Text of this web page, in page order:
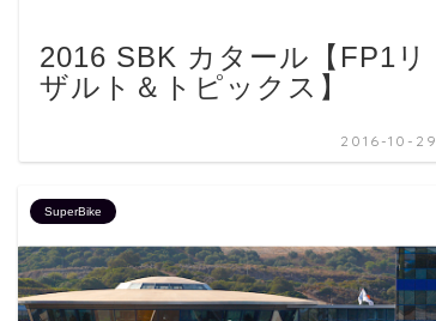
2016 SBK カタール【FP1リ
ザルト＆トピックス】
2016-10-29
SuperBike